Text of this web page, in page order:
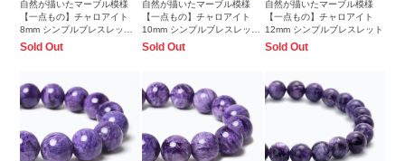
自然が描いたマーブル模様
【一点もの】チャロアイト
8mm シンプルブレスレット
【鑑別書付き】
Sold Out
自然が描いたマーブル模様
【一点もの】チャロアイト
10mm シンプルブレスレット
【鑑別書付き】
Sold Out
自然が描いたマーブル模様
【一点もの】チャロアイト
12mm シンプルブレスレット
Sold Out